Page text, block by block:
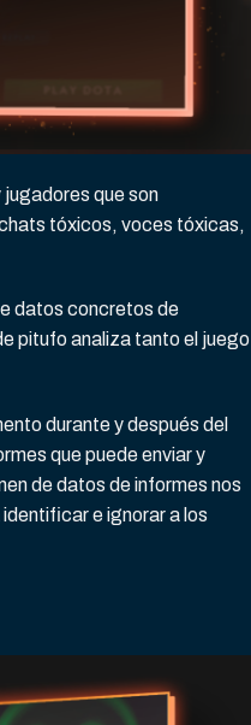
que son
tóxicos, voces tóxicas,
datos concretos de
pitufo analiza tanto el juego
durante y después del
que puede enviar y
de datos de informes nos
e ignorar a los